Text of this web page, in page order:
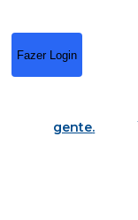
Fazer Login
gente.